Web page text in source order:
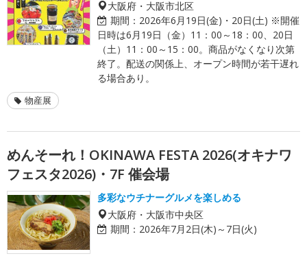
大阪府・大阪市北区
期間： 2026年6月19日(金)・20日(土) ※開催
日時は6月19日（金）11：00～18：00、20日
（土）11：00～15：00。商品がなくなり次第
終了。配送の関係上、オープン時間が若干遅れ
る場合あり。
物産展
めんそーれ！OKINAWA FESTA 2026(オキナワ
フェスタ2026)・7F 催会場
多彩なウチナーグルメを楽しめる
大阪府・大阪市中央区
期間： 2026年7月2日(木)～7日(火)